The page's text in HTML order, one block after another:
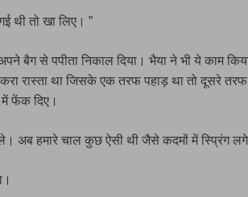
थी तो खा लिए। ”
बैग से पपीता निकाल दिया। भैया ने भी ये काम
रास्ता था जिसके एक तरफ पहाड़ था तो दूसरे
में फेंक दिए।
अब हमारे चाल कुछ ऐसी थी जैसे कदमों में स्प्रिंग लगे